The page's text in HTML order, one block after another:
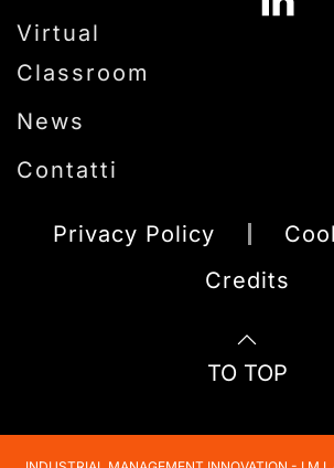
Virtual
Classroom
News
Contatti
Privacy Policy
Credits
TO TOP